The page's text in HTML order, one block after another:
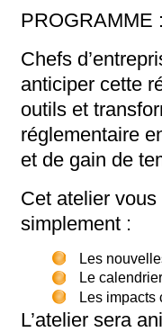
PROGRAMME :
Chefs
anticiper cette
outils et
réglementaire
et de gain de
Cet atelier
simplement :
Les
Le
Les impacts
L’atelier sera